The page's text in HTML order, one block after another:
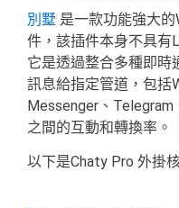
別墅 是一款功能強大
件，該插件本身不具有
它是透過整合多種即時
訊息給指定管道，包括
Messenger、
之間的互動和轉換率。
以下是Chaty Pro 外掛